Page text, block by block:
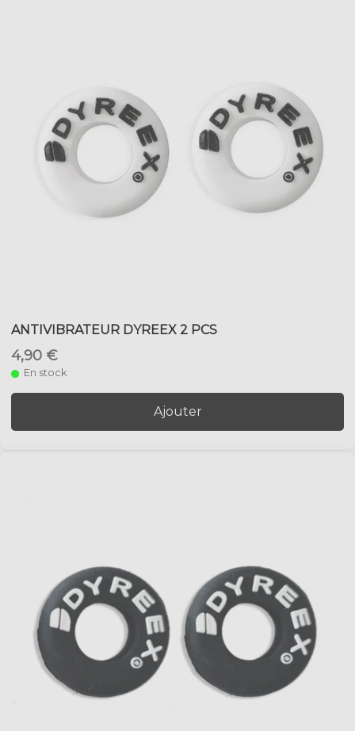
ANTIVIBRATEUR DYREEX 2 PCS
4,90 €
En stock
Ajouter